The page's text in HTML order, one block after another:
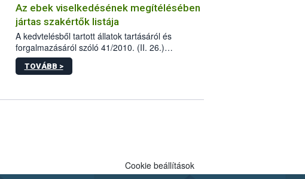
Az ebek viselkedésének megítélésében
jártas szakértők listája
A kedvtelésből tartott állatok tartásáról és
forgalmazásáról szóló 41/2010. (II. 26.)
Korm.rendelet szabályozza az eb okozta fizikai
sérülés, illetve ennek veszélye keletkezésekor
Ezen eljárások során szükség esetén be kell
TOVÁBB >
Cookie beállítások